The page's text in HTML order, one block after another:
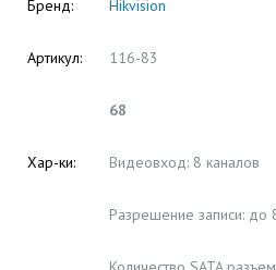
Бренд: Hikvision
Артикул: 116-83
68
Хар-ки: Видеовход: 8 каналов
Разрешение записи: до